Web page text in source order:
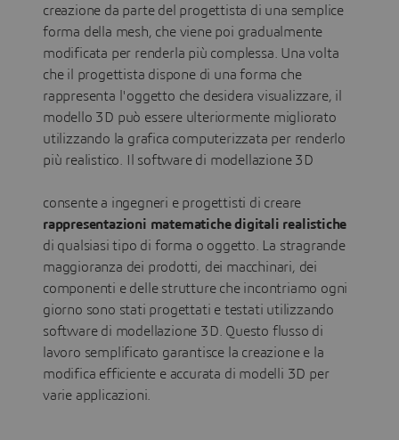
creazione da parte del progettista di una semplice
forma della mesh, che viene poi gradualmente
modificata per renderla più complessa. Una volta
che il progettista dispone di una forma che
rappresenta l'oggetto che desidera visualizzare, il
modello 3D può essere ulteriormente migliorato
utilizzando la grafica computerizzata per renderlo
più realistico. Il software di modellazione 3D
consente a ingegneri e progettisti di creare
rappresentazioni matematiche digitali realistiche
di qualsiasi tipo di forma o oggetto. La stragrande
maggioranza dei prodotti, dei macchinari, dei
componenti e delle strutture che incontriamo ogni
giorno sono stati progettati e testati utilizzando
software di modellazione 3D. Questo flusso di
lavoro semplificato garantisce la creazione e la
modifica efficiente e accurata di modelli 3D per
varie applicazioni.